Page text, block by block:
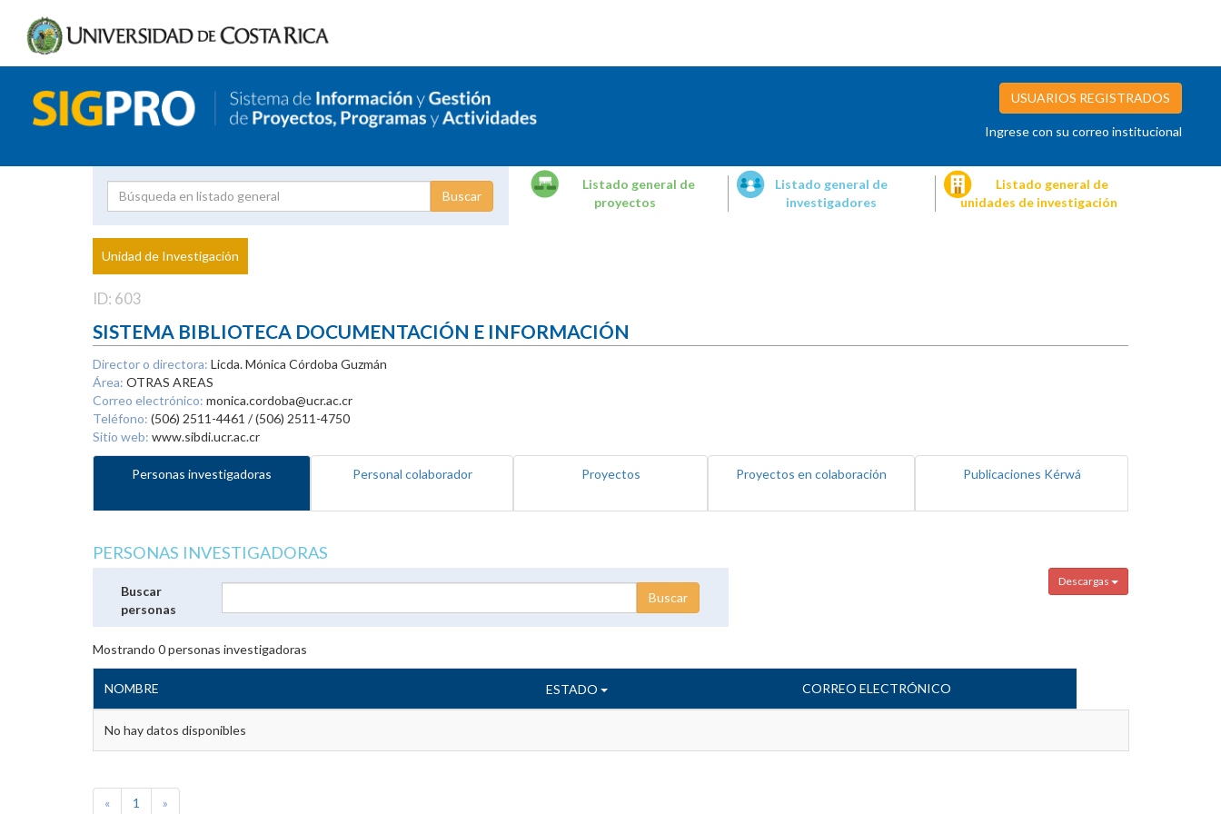
USUARIOS REGISTRADOS
Ingrese con su correo institucional
Proyecto
Investigador
Listado general de
proyectos
Listado general de
investigadores
Listado general de
unidades de investigación
Unidad de Investigación
ID: 603
SISTEMA BIBLIOTECA DOCUMENTACIÓN E INFORMACIÓN
Director o directora: Licda. Mónica Córdoba Guzmán
Área: OTRAS AREAS
Correo electrónico: monica.cordoba@ucr.ac.cr
Teléfono: (506) 2511-4461 / (506) 2511-4750
Sitio web: www.sibdi.ucr.ac.cr
Personas investigadoras Personal colaborador Proyectos Proyectos en colaboración Publicaciones Kérwá
PERSONAS INVESTIGADORAS
Descargas
Buscar
personas
Mostrando 0personas investigadoras
NOMBRE ESTADO CORREO ELECTRÓNICO
No hay datos disponibles
« 1 »